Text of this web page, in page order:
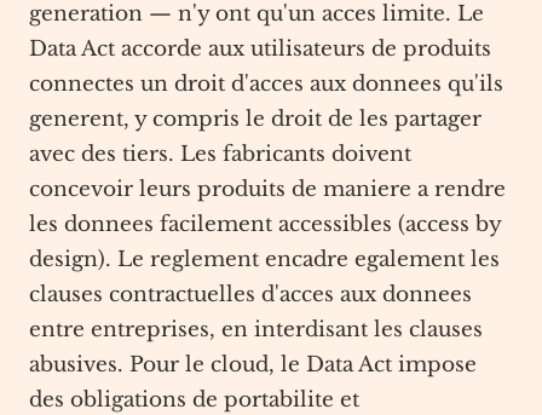
generation — n'y ont qu'un acces limite. Le
Data Act accorde aux utilisateurs de produits
connectes un droit d'acces aux donnees qu'ils
generent, y compris le droit de les partager
avec des tiers. Les fabricants doivent
concevoir leurs produits de maniere a rendre
les donnees facilement accessibles (access by
design). Le reglement encadre egalement les
clauses contractuelles d'acces aux donnees
entre entreprises, en interdisant les clauses
abusives. Pour le cloud, le Data Act impose
des obligations de portabilite et